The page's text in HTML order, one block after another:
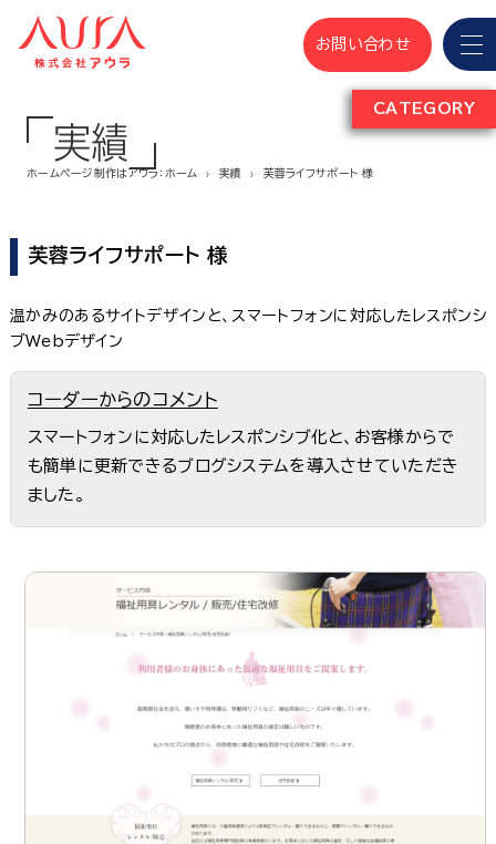
お問い合わせ
実績
ホームページ制作はアウラ：ホーム 実績 芙蓉ライフサポート 様
芙蓉ライフサポート 様
温かみのあるサイトデザインと、スマートフォンに対応したレスポンシ
ブWebデザイン
コーダーからのコメント
スマートフォンに対応したレスポンシブ化と、お客様からで
も簡単に更新できるブログシステムを導入させていただき
ました。
CATEGORY